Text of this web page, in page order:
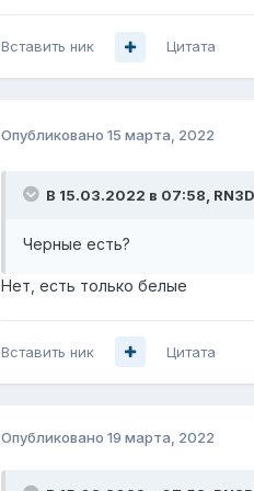
Вставить ник Цитата
Опубликовано 15 марта, 2022
В 15.03.2022 в 07:58,
Черные есть?
Нет, есть только белые
Вставить ник Цитата
Опубликовано 19 марта, 2022